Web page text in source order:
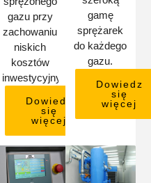
gazu przy
zachowaniu
niskich
kosztów
inwestycyjnych.
Dowiedz
się
więcej
gamę
sprężarek
do każdego
gazu.
Dowiedz
się
więcej